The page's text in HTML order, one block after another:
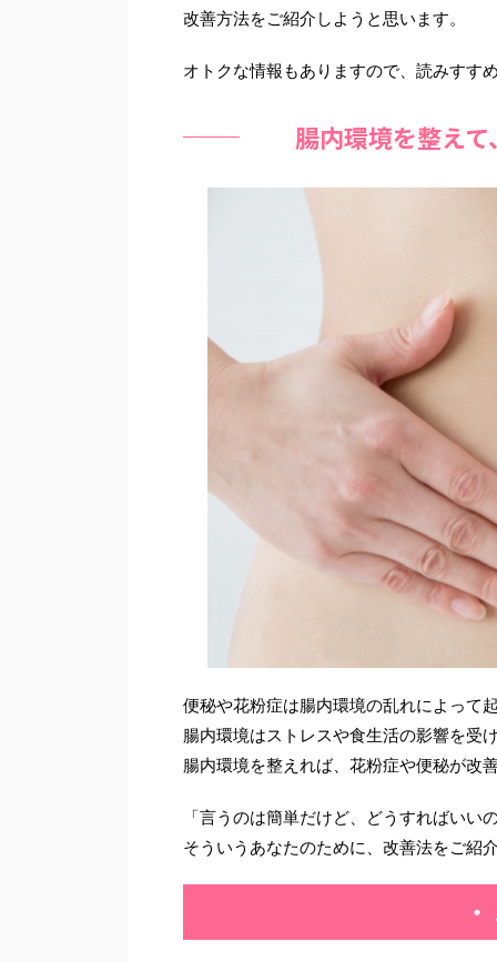
改善方法をご紹介しようと思います。
オトクな情報もありますので、読みすす
腸内環境を整え
便秘や花粉症は腸内環境の乱れによって
腸内環境はストレスや食生活の影響を受
腸内環境を整えれば、花粉症や便秘が改
「言うのは簡単だけど、どうすればいい
そういうあなたのために、改善法をご紹